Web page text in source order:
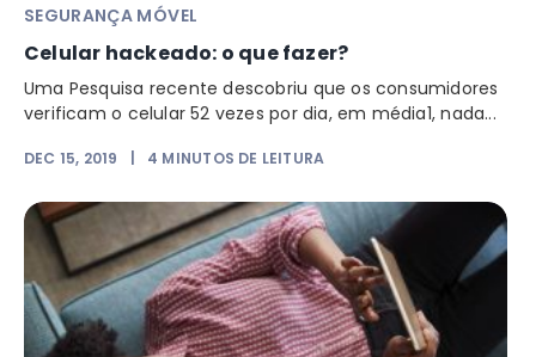
SEGURANÇA MÓVEL
Celular hackeado: o que fazer?
Uma Pesquisa recente descobriu que os consumidores
verificam o celular 52 vezes por dia, em média1, nada...
DEC 15, 2019 4 MINUTOS DE LEITURA